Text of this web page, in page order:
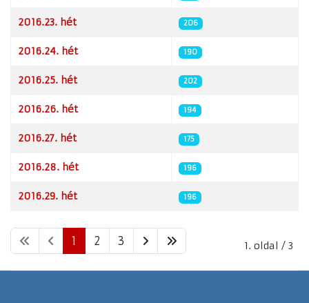
2016.23. hét 206
2016.24. hét 190
2016.25. hét 202
2016.26. hét 194
2016.27. hét 175
2016.28. hét 196
2016.29. hét 196
1. oldal / 3
1 2 3